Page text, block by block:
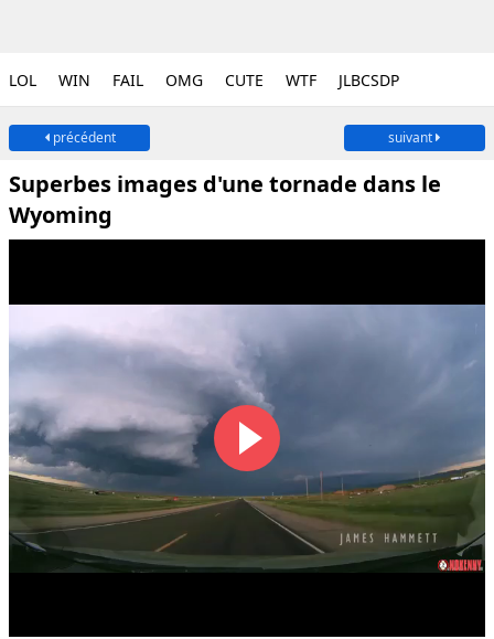
LOL WIN FAIL OMG CUTE WTF JLBCSDP
précédent suivant
Superbes images d'une tornade dans le
Wyoming